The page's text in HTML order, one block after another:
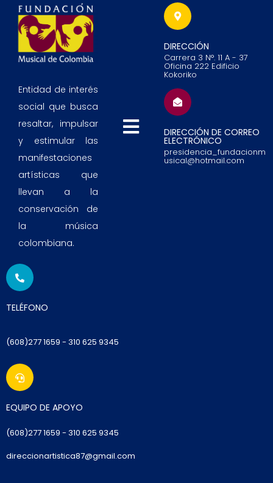
Entidad de interés
social que busca
resaltar, impulsar
y estimular las
manifestaciones
artísticas que
llevan a la
conservación de
la música
colombiana.
DIRECCIÓN
Carrera 3 N°. 11 A - 37
Oficina 222 Edificio
Kokoriko
DIRECCIÓN DE CORREO
ELECTRÓNICO
presidencia_fundacionm
usical@hotmail.com
TELÉFONO
(608)277 1659 - 310 625 9345
EQUIPO DE APOYO
(608)277 1659 - 310 625 9345
direccionartistica87@gmail.com